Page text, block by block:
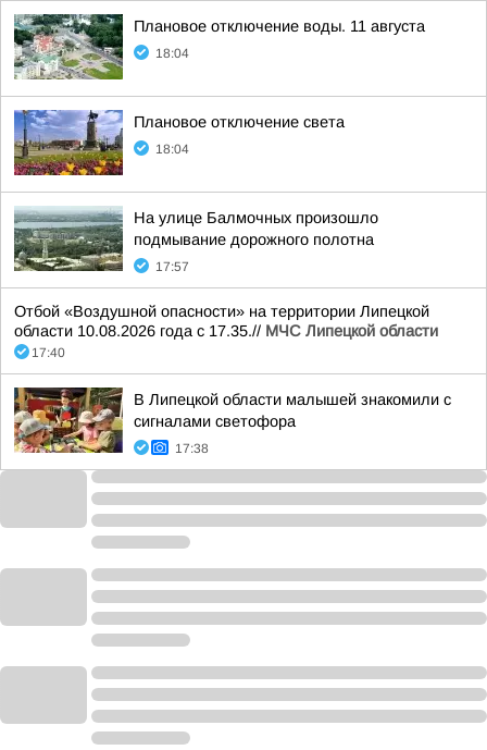
Плановое отключение воды. 11 августа
18:04
Плановое отключение света
18:04
На улице Балмочных произошло
подмывание дорожного полотна
17:57
Отбой «Воздушной опасности» на территории Липецкой
области 10.08.2026 года с 17.35.// МЧС Липецкой области
17:40
В Липецкой области малышей знакомили с
сигналами светофора
17:38